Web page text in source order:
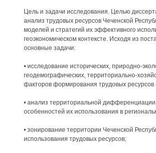
Цель и задачи исследования. Целью
анализ трудовых ресурсов Чеченской
моделей и стратегий их эффективного
геоэкономическом контексте. Исходя из
основные задачи:
• исследование исторических, природно-
геодемографических, территориально-
факторов формирования трудовых ресурсов
• анализ территориальной
особенностей их использования в
• зонирование территории Чеченской
использования трудовых ресурсов;